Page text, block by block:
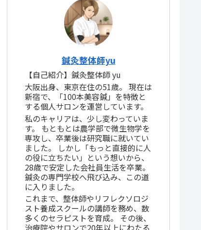
鍼灸整体師yu
【自己紹介】鍼灸整体師 yu
大阪出身、東京在住の51歳。 現在は
新宿で、「100本美容鍼」を特徴と
する個人サロンを運営しています。
私のキャリアは、少し変わっていま
す。 もともとは農学部で微生物学を
専攻し、卒業後は研究職に就いてい
ました。 しかし「もっと直接的に人
の役に立ちたい」という想いから、
28歳で安定した会社員生活を卒業。
鍼灸の専門学校へ飛び込み、この道
に入りました。
これまで、整体師やリフレクソロジ
スト養成スクールの講師を務め、数
多くのセラピストを育成。 その後、